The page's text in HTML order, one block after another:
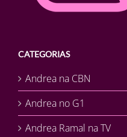
CATEGORIAS
Andrea na CBN
Andrea no G1
Andrea Ramal na TV